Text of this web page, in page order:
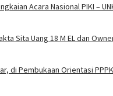
Acara Nasional PIKI –
Sita Uang 18 M EL dan
di Pembukaan Orientasi